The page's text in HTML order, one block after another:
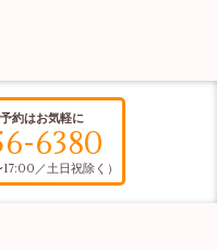
約はお気軽に
6380
／土日祝除く）